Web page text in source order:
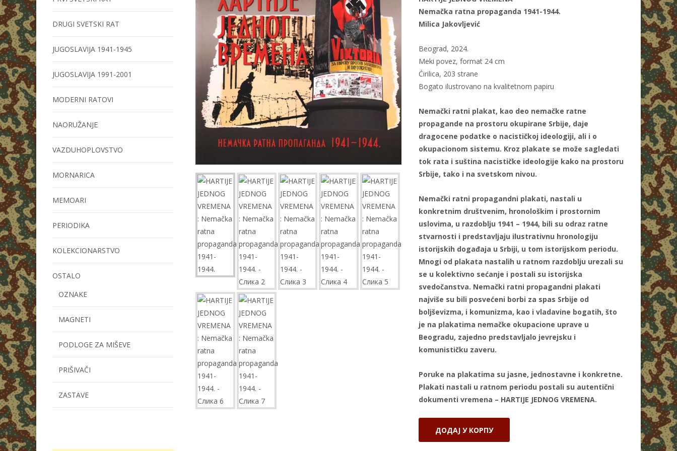
Nemačka ratna propaganda 1941-1944.
Milica Jakovljević
Beograd, 2024.
Meki povez, format 24 cm
Ćirilica, 203 strane
Bogato ilustrovano na kvalitetnom papiru
Nemački ratni plakat, kao deo nemačke ratne
propagande na prostoru okupirane Srbije, daje
dragocene podatke o nacističkoj ideologiji, ali i o
okupacionom sistemu. Kroz plakate se može sagledati
tok rata i suština nacističke ideologije kako na prostoru
Srbije, tako i na svetskom nivou.
Nemački ratni propagandni plakati, nastali u
konkretnim društvenim, hronološkim i prostornim
uslovima, u razdoblju 1941 – 1944, bili su odraz ratne
stvarnosti i predstavljaju ilustrativnu hronologiju
istorijskih događaja u Srbiji, u tom istorijskom periodu.
Mnogi od plakata nastalih u ratnom razdoblju urezali su
se u kolektivno sećanje i postali su istorijska
svedočanstva. Nemački ratni propagandni plakati
najviše su bili posvećeni borbi za spas Srbije od
boljševizma, i komunizma, kao i vladavine bogatih, što
je na plakatima nemačke okupacione uprave u
Beogradu, zajedno predstavljalo jevrejsku i
komunističku zaveru.
Poruke na plakatima su jasne, jednostavne i konkretne.
Plakati nastali u ratnom periodu postali su autentični
dokumenti vremena – HARTIJE JEDNOG VREMENA.
JEDNOG
ДОДАЈ У КОРПУ
DRUGI SVETSKI RAT
JUGOSLAVIJA 1941-1945
JUGOSLAVIJA 1991-2001
MODERNI RATOVI
NAORUŽANJE
VAZDUHOPLOVSTVO
MORNARICA
MEMOARI
PERIODIKA
KOLEKCIONARSTVO
OSTALO
OZNAKE
MAGNETI
PODLOGE ZA MIŠEVE
PRIŠIVAČI
ZASTAVE